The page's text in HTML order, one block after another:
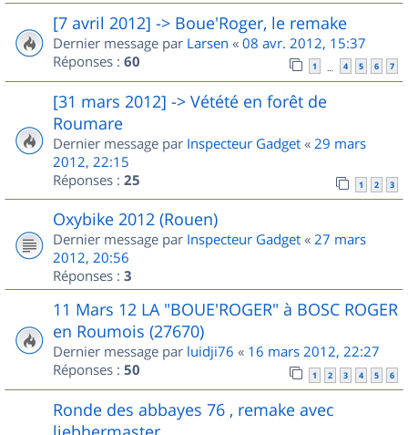
[7 avril 2012] -> Boue'Roger, le remake
Dernier message par Larsen « 08 avr. 2012, 15:37
Réponses : 60 1 … 4 5 6 7
[31 mars 2012] -> Vétété en forêt de
Roumare
Dernier message par Inspecteur Gadget « 29 mars
2012, 22:15
Réponses : 25 1 2 3
Oxybike 2012 (Rouen)
Dernier message par Inspecteur Gadget « 27 mars
2012, 20:56
Réponses : 3
11 Mars 12 LA "BOUE'ROGER" à BOSC ROGER
en Roumois (27670)
Dernier message par luidji76 « 16 mars 2012, 22:27
Réponses : 50 1 2 3 4 5 6
Ronde des abbayes 76 , remake avec